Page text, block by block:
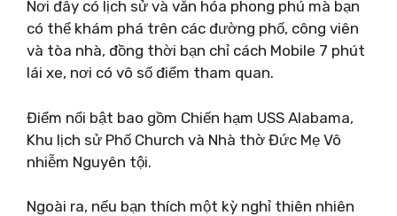
Nơi đây có lịch sử và văn hóa phong phú mà bạn
có thể khám phá trên các đường phố, công viên
và tòa nhà, đồng thời bạn chỉ cách Mobile 7 phút
lái xe, nơi có vô số điểm tham quan.
Điểm nổi bật bao gồm Chiến hạm USS Alabama,
Khu lịch sử Phố Church và Nhà thờ Đức Mẹ Vô
nhiễm Nguyên tội.
Ngoài ra, nếu bạn thích một kỳ nghỉ thiên nhiên